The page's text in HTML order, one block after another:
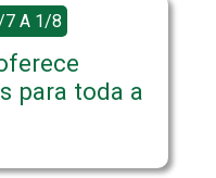
7 A 1/8
para toda a